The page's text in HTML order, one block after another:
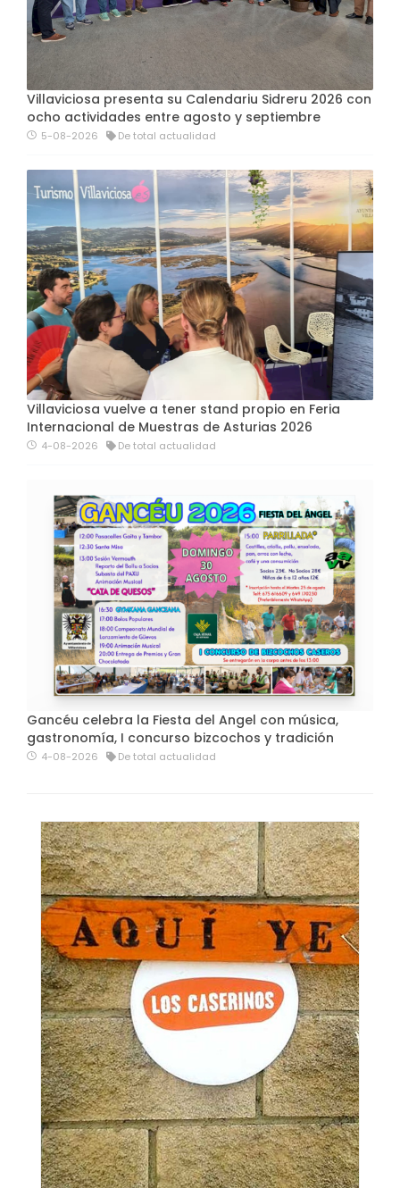
Villaviciosa presenta su Calendariu Sidreru 2026 con
ocho actividades entre agosto y septiembre
5-08-2026 De total actualidad
Villaviciosa vuelve a tener stand propio en Feria
Internacional de Muestras de Asturias 2026
4-08-2026 De total actualidad
Gancéu celebra la Fiesta del Angel con música,
gastronomía, I concurso bizcochos y tradición
4-08-2026 De total actualidad